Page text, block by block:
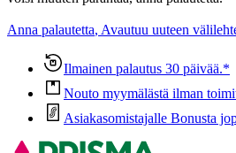
Anna palautetta, Avautuu uuteen
Ilmainen palautus 30 päivää.*
Nouto myymälästä ilman
Asiakasomistajalle Bonusta